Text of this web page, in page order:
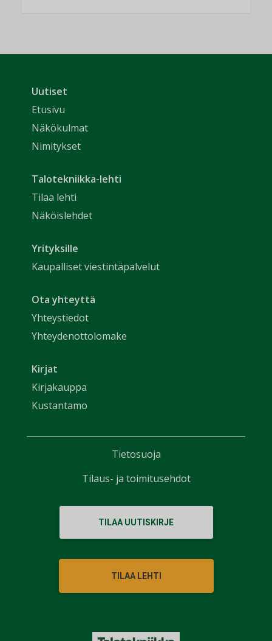
Uutiset
Etusivu
Näkökulmat
Nimitykset
Talotekniikka-lehti
Tilaa lehti
Näköislehdet
Yrityksille
Kaupalliset viestintäpalvelut
Ota yhteyttä
Yhteystiedot
Yhteydenottolomake
Kirjat
Kirjakauppa
Kustantamo
TILAA UUTISKIRJE
TILAA LEHTI
Tietosuoja
Tilaus- ja toimitusehdot